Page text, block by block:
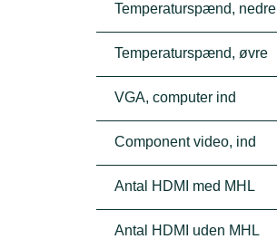
Temperaturspænd, nedre
Temperaturspænd, øvre
VGA, computer ind
Component video, ind
Antal HDMI med MHL
Antal HDMI uden MHL